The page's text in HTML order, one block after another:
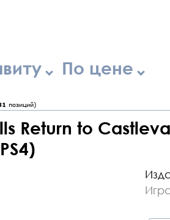
По цене
позиций)
Return to